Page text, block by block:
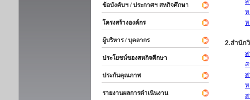
ข้อบังคับฯ / ประกาศฯ สหกิจศึกษา
โครงสร้างองค์กร
ผู้บริหาร / บุคลากร
ประโยชน์ของสหกิจศึกษา
ประกันคุณภาพ
รายงานผลการดำเนินงาน
ห
2.สำนัก
ส
ส
ส
ห
ส